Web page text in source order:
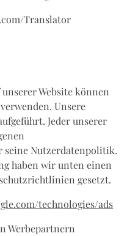
Translator
Website können
Unsere
Jeder unserer
Nutzerdatenpolitik.
haben wir unten einen
gesetzt.
technologies/ads
Werbepartnern